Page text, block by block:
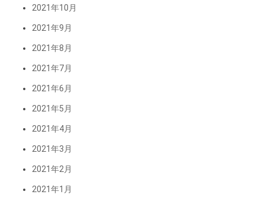
2021年10月
2021年9月
2021年8月
2021年7月
2021年6月
2021年5月
2021年4月
2021年3月
2021年2月
2021年1月